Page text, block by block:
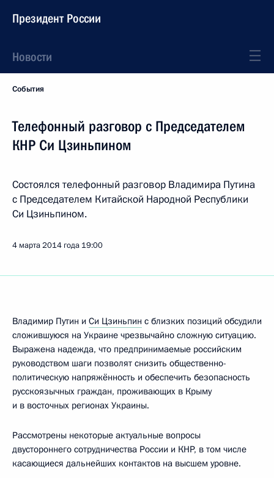
Президент России
Новости
События
Телефонный разговор с Председателем
КНР Си Цзиньпином
Состоялся телефонный разговор Владимира Путина
с Председателем Китайской Народной Республики
Си Цзиньпином.
4 марта 2014 года 19:00
Владимир Путин и Си Цзиньпин с близких позиций обсудили
сложившуюся на Украине чрезвычайно сложную ситуацию.
Выражена надежда, что предпринимаемые российским
руководством шаги позволят снизить общественно-
политическую напряжённость и обеспечить безопасность
русскоязычных граждан, проживающих в Крыму
и в восточных регионах Украины.
Рассмотрены некоторые актуальные вопросы
двустороннего сотрудничества России и КНР, в том числе
касающиеся дальнейших контактов на высшем уровне.